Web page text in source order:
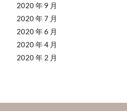
2020 年 9 月
2020 年 7 月
2020 年 6 月
2020 年 4 月
2020 年 2 月